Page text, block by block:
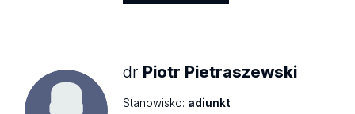
dr Piotr Pietraszewski
Stanowisko: adiunkt